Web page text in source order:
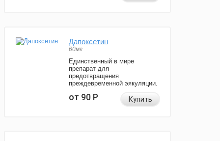
Дапоксетин
60мг
Единственный в мире
препарат для
предотвращения
преждевременной эякуляции.
от 90Р Купить